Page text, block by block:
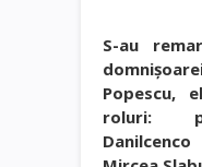
S-au
Popescu,
roluri: